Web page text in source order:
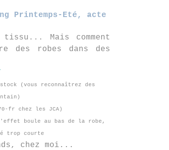
Printemps-Eté, acte
Mais comment
robes dans des
(vous reconnaîtrez des
fr chez les JCA)
boule au bas de la robe,
trop courte
chez moi...